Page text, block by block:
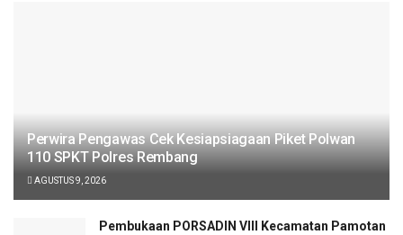
Perwira Pengawas Cek Kesiapsiagaan Piket Polwan
110 SPKT Polres Rembang
AGUSTUS 9, 2026
Pembukaan PORSADIN VIII Kecamatan Pamotan